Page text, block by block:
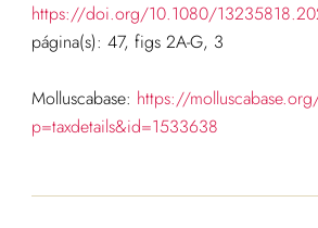
https://doi.org/10.1080/
página(s): 47, figs 2A-G, 3
Molluscabase: https://
p=taxdetails&id=1533638